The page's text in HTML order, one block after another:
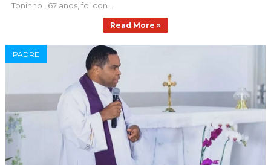
Toninho , 67 anos, foi con...
Read More »
PADRE